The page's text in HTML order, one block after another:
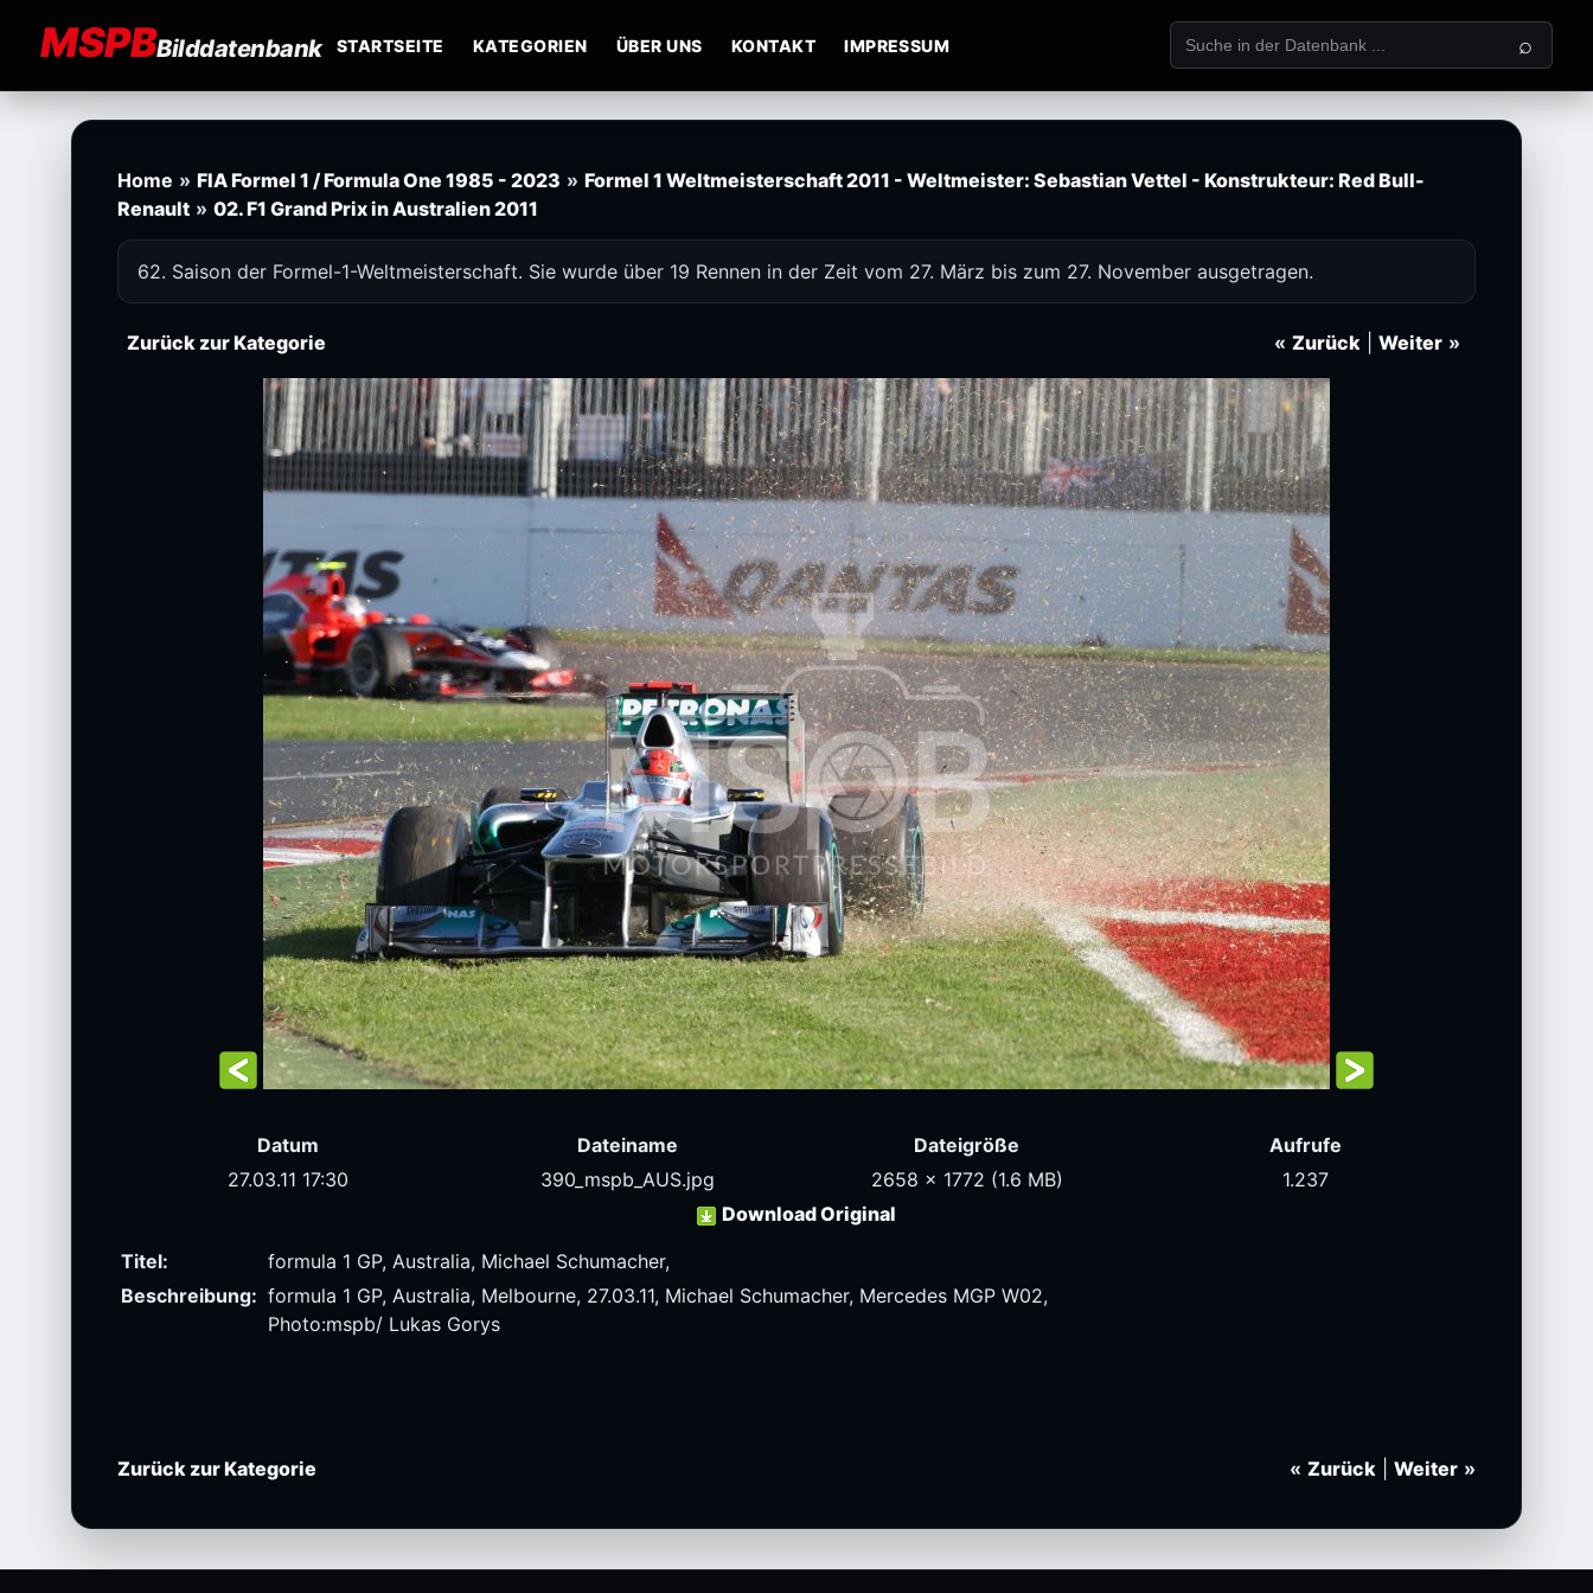
MSPBBilddatenbank STARTSEITE KATEGORIEN ÜBER UNS KONTAKT IMPRESSUM ⌕
Home » FIA Formel 1 / Formula One 1985 - 2023 » Formel 1 Weltmeisterschaft 2011 - Weltmeister: Sebastian Vettel - Konstrukteur: Red Bull-
Renault » 02. F1 Grand Prix in Australien 2011
62. Saison der Formel-1-Weltmeisterschaft. Sie wurde über 19 Rennen in der Zeit vom 27. März bis zum 27. November ausgetragen.
« Zurück Weiter »
Zurück zur Kategorie
Datum Dateiname Dateigröße
Aufrufe
27.03.11 17:30
390_mspb_AUS.jpg 2658 x 1772 (1.6 MB)
1.237
Download Original
Titel:
formula 1 GP, Australia, Michael Schumacher,
Beschreibung: formula 1 GP, Australia, Melbourne, 27.03.11, Michael Schumacher, Mercedes MGP W02,
Photo:mspb/ Lukas Gorys
Zurück zur Kategorie « Zurück Weiter »